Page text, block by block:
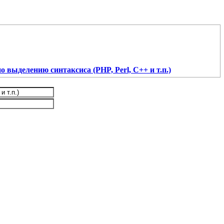
выделению синтаксиса (PHP, Perl, C++ и т.п.)